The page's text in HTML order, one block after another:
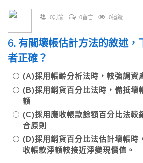
0討論 0留言 0追蹤
6. 有關壞帳估計方法的敘述，
者正確？
(A)採用帳齡分析法時，較強調
(B)採用銷貨百分比法時，備抵壞
額
(C)採用應收帳款餘額百分比法較
合原則
(D)採用銷貨百分比法估計壞帳時
收帳款淨額較接近淨變現價值。